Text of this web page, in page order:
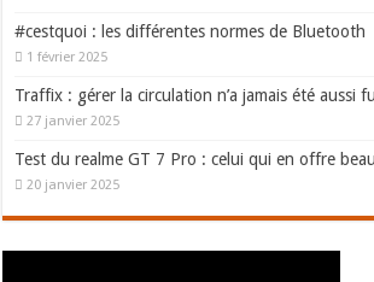
#cestquoi : les différentes normes de Bluetooth
1 février 2025
Traffix : gérer la circulation n’a jamais été aussi
27 janvier 2025
Test du realme GT 7 Pro : celui qui en offre
20 janvier 2025